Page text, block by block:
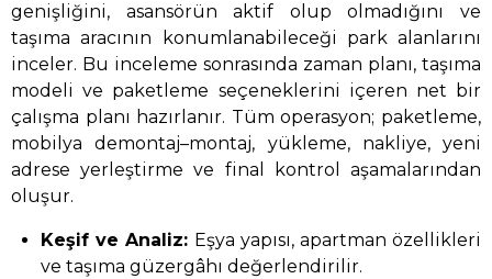
genişliğini, asansörün aktif olup olmadığını ve
taşıma aracının konumlanabileceği park alanlarını
inceler. Bu inceleme sonrasında zaman planı, taşıma
modeli ve paketleme seçeneklerini içeren net bir
çalışma planı hazırlanır. Tüm operasyon; paketleme,
mobilya demontaj–montaj, yükleme, nakliye, yeni
adrese yerleştirme ve final kontrol aşamalarından
oluşur.
Keşif ve Analiz: Eşya yapısı, apartman özellikleri
ve taşıma güzergâhı değerlendirilir.